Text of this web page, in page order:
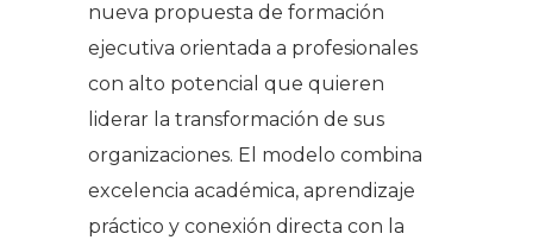
nueva propuesta de formación
ejecutiva orientada a profesionales
con alto potencial que quieren
liderar la transformación de sus
organizaciones. El modelo combina
excelencia académica, aprendizaje
práctico y conexión directa con la